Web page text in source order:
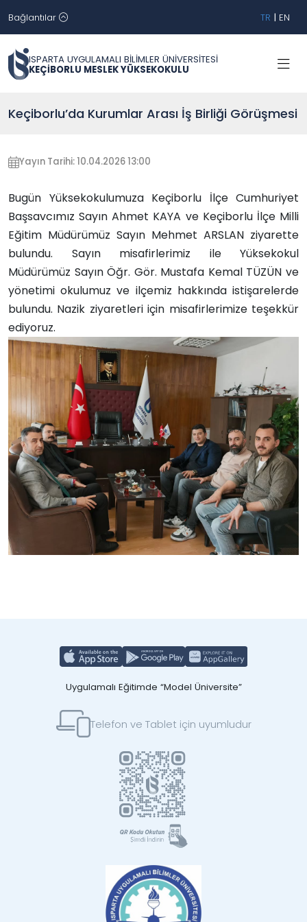
Bağlantılar TR | EN
ISPARTA UYGULAMALI BİLİMLER ÜNİVERSİTESİ
KEÇİBORLU MESLEK YÜKSEKOKULU
Keçiborlu’da Kurumlar Arası İş Birliği Görüşmesi
Yayın Tarihi: 10.04.2026 13:00
Bugün Yüksekokulumuza Keçiborlu İlçe Cumhuriyet
Başsavcımız Sayın Ahmet KAYA ve Keçiborlu İlçe Milli
Eğitim Müdürümüz Sayın Mehmet ARSLAN ziyarette
bulundu. Sayın misafirlerimiz ile Yüksekokul
Müdürümüz Sayın Öğr. Gör. Mustafa Kemal TÜZÜN ve
yönetimi okulumuz ve ilçemiz hakkında istişarelerde
bulundu. Nazik ziyaretleri için misafirlerimize teşekkür
ediyoruz.
Uygulamalı Eğitimde “Model Üniversite”
Telefon ve Tablet için uyumludur